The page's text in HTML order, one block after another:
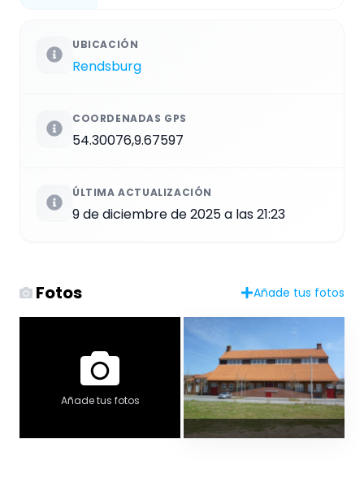
UBICACIÓN
Rendsburg
COORDENADAS GPS
54.30076,9.67597
ÚLTIMA ACTUALIZACIÓN
9 de diciembre de 2025 a las 21:23
Fotos Añade tus fotos
Añade tus fotos